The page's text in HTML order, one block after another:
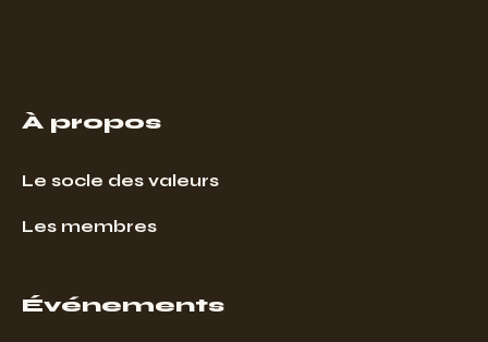
À propos
Le socle des valeurs
Les membres
Événements